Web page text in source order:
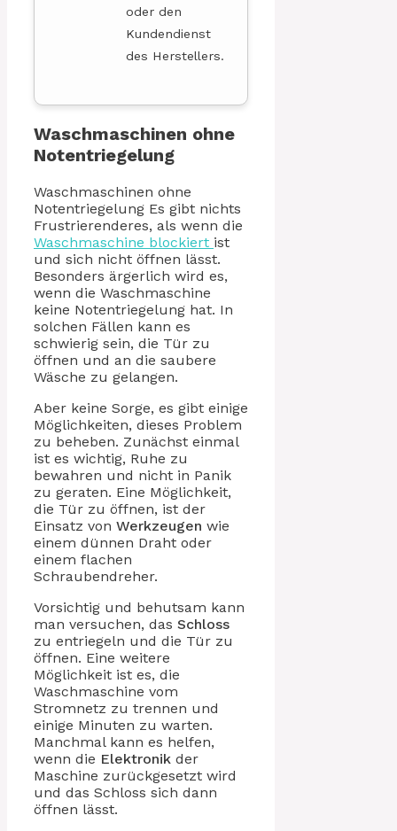
oder den
Kundendienst
des Herstellers.
Waschmaschinen ohne
Notentriegelung
Waschmaschinen ohne
Notentriegelung Es gibt nichts
Frustrierenderes, als wenn die
Waschmaschine blockiert ist
und sich nicht öffnen lässt.
Besonders ärgerlich wird es,
wenn die Waschmaschine
keine Notentriegelung hat. In
solchen Fällen kann es
schwierig sein, die Tür zu
öffnen und an die saubere
Wäsche zu gelangen.
Aber keine Sorge, es gibt einige
Möglichkeiten, dieses Problem
zu beheben. Zunächst einmal
ist es wichtig, Ruhe zu
bewahren und nicht in Panik
zu geraten. Eine Möglichkeit,
die Tür zu öffnen, ist der
Einsatz von Werkzeugen wie
einem dünnen Draht oder
einem flachen
Schraubendreher.
Vorsichtig und behutsam kann
man versuchen, das Schloss
zu entriegeln und die Tür zu
öffnen. Eine weitere
Möglichkeit ist es, die
Waschmaschine vom
Stromnetz zu trennen und
einige Minuten zu warten.
Manchmal kann es helfen,
wenn die Elektronik der
Maschine zurückgesetzt wird
und das Schloss sich dann
öffnen lässt.